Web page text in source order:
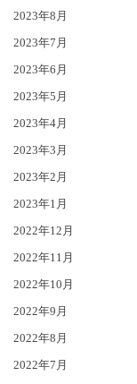
2023年8月
2023年7月
2023年6月
2023年5月
2023年4月
2023年3月
2023年2月
2023年1月
2022年12月
2022年11月
2022年10月
2022年9月
2022年8月
2022年7月